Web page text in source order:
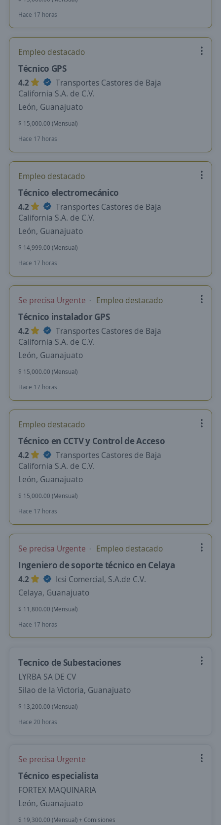
Hace 17 horas
Empleo destacado
Técnico GPS
4.2
Transportes Castores de Baja
California S.A. de C.V.
León, Guanajuato
$ 15,000.00 (Mensual)
Hace 17 horas
Empleo destacado
Técnico electromecánico
4.2
Transportes Castores de Baja
California S.A. de C.V.
León, Guanajuato
$ 14,999.00 (Mensual)
Hace 17 horas
Se precisa Urgente Empleo destacado
Técnico instalador GPS
4.2
Transportes Castores de Baja
California S.A. de C.V.
León, Guanajuato
$ 15,000.00 (Mensual)
Hace 17 horas
Empleo destacado
Técnico en CCTV y Control de Acceso
4.2
Transportes Castores de Baja
California S.A. de C.V.
León, Guanajuato
$ 15,000.00 (Mensual)
Hace 17 horas
Se precisa Urgente Empleo destacado
Ingeniero de soporte técnico en Celaya
4.2
Icsi Comercial, S.A.de C.V.
Celaya, Guanajuato
$ 11,800.00 (Mensual)
Hace 17 horas
Tecnico de Subestaciones
LYRBA SA DE CV
Silao de la Victoria, Guanajuato
$ 13,200.00 (Mensual)
Hace 20 horas
Se precisa Urgente
Técnico especialista
FORTEX MAQUINARIA
León, Guanajuato
$ 19,300.00 (Mensual) + Comisiones